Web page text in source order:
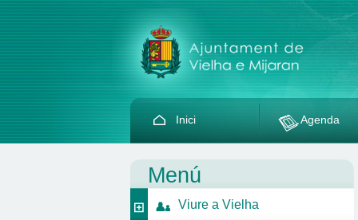
Inici Agenda
Menú
Viure a Vielha